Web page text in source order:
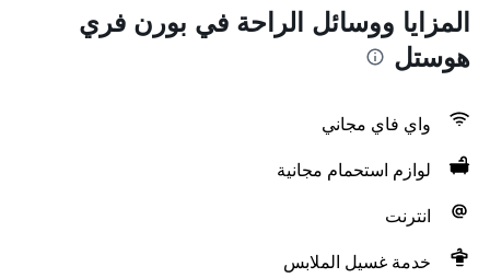
المزايا ووسائل الراحة في بورن فري
هوستل
واي فاي مجاني
لوازم استحمام مجانية
انترنت
خدمة غسيل الملابس